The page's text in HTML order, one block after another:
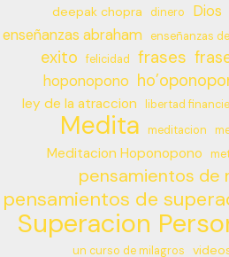
deepak chopra dinero Dios
enseñanzas abraham enseñanzas
exito felicidad frases
hoponopono
ley de la atraccion libertad
Medita meditacion
Meditacion Hoponopono
pensamientos de
pensamientos de
Superacion
un curso de milagros